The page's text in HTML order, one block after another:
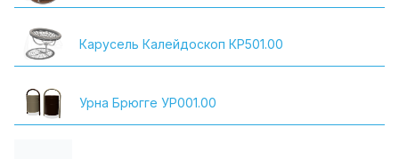
Карусель Калейдоскоп КР501.00
Урна Брюгге УР001.00